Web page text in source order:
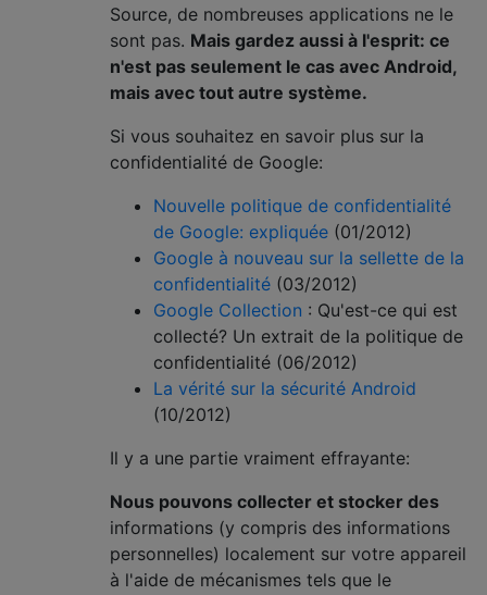
Source, de nombreuses applications ne le
sont pas. Mais gardez aussi à l'esprit: ce
n'est pas seulement le cas avec Android,
mais avec tout autre système.
Si vous souhaitez en savoir plus sur la
confidentialité de Google:
Nouvelle politique de confidentialité
de Google: expliquée (01/2012)
Google à nouveau sur la sellette de la
confidentialité (03/2012)
Google Collection : Qu'est-ce qui est
collecté? Un extrait de la politique de
confidentialité (06/2012)
La vérité sur la sécurité Android
(10/2012)
Il y a une partie vraiment effrayante:
Nous pouvons collecter et stocker des
informations (y compris des informations
personnelles) localement sur votre appareil
à l'aide de mécanismes tels que le